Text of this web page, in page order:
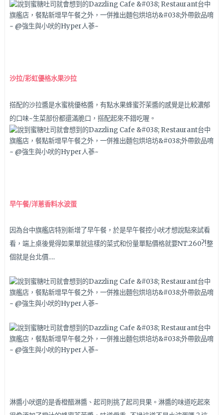
沙拉/彩虹優格水果沙拉
搭配的沙拉醬是水蜜桃優格醬，有點水果蜂蜜芥茉醬的感覺是比較濃郁
的口味~生菜部份都還滿脆口，搭配起來不錯吃喔。
早午餐/洋蔥香料水波蛋
因為台中旗艦店特別新增了早午餐，於是早午餐控小吠才想說點來試看
看，端上桌後覺得如果單就這樣的菜式和份量單點價格就要NT.260?!整
個就是台北價….
淋醬小吠選的是香橙醋淋醬、起司則挑了起司貝果。淋醬的味道吃起來